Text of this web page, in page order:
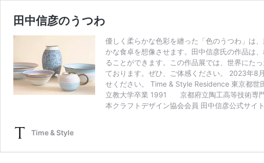
田中信彦のうつわ
優しく柔らかな色彩を纏った「色のうつわ」は
かな食卓を想像させます。田中信彦氏の作品は
ることができます。この作品展では、世界にた
ております。ぜひ、ご体感ください。 2023年8
せください。 Time & Style Residence 東京
立教大学卒業 1991 京都府立陶工高等技術専
本クラフトデザイン協会会員 田中信彦公式サ
Time & Style